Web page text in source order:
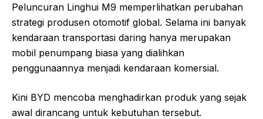
Peluncuran Linghui M9 memperlihatkan perubahan
strategi produsen otomotif global. Selama ini banyak
kendaraan transportasi daring hanya merupakan
mobil penumpang biasa yang dialihkan
penggunaannya menjadi kendaraan komersial.
Kini BYD mencoba menghadirkan produk yang sejak
awal dirancang untuk kebutuhan tersebut.